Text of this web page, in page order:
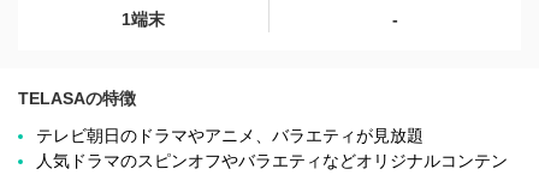
1端末 -
TELASAの特徴
テレビ朝日のドラマやアニメ、バラエティが見放題
人気ドラマのスピンオフやバラエティなどオリジナルコンテン